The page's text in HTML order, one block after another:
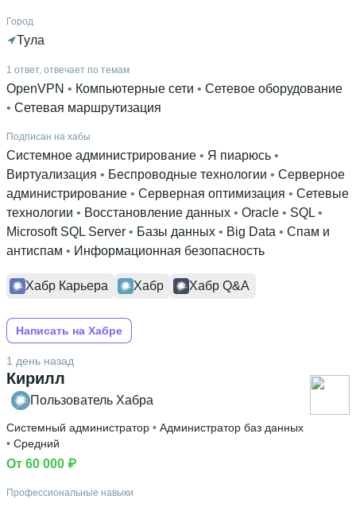
Город
Тула
1 ответ, отвечает по темам
OpenVPN • Компьютерные сети • Сетевое оборудование
• Сетевая маршрутизация
Подписан на хабы
Системное администрирование • Я пиарюсь
Виртуализация • Беспроводные технологии • Серверное
администрирование • Серверная оптимизация • Сетевые
технологии • Восстановление данных • Oracle • SQL
Microsoft SQL Server • Базы данных • Big Data • Спам и
антиспам • Информационная безопасность
Хабр Карьера Хабр Хабр Q&A
Написать на Хабре
Кирилл
1 день назад
Пользователь Хабра
Системный администратор • Администратор баз данных
• Средний
От 60 000 ₽
Профессиональные навыки